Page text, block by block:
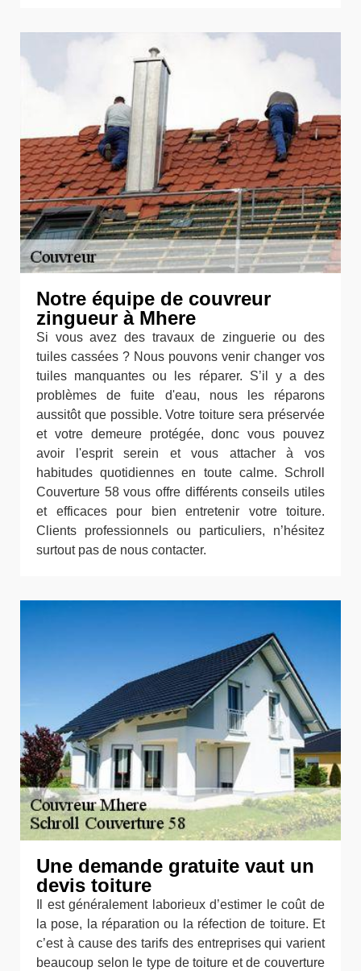
Notre équipe de couvreur
zingueur à Mhere
Si vous avez des travaux de zinguerie ou des
tuiles cassées ? Nous pouvons venir changer vos
tuiles manquantes ou les réparer. S’il y a des
problèmes de fuite d'eau, nous les réparons
aussitôt que possible. Votre toiture sera préservée
et votre demeure protégée, donc vous pouvez
avoir l'esprit serein et vous attacher à vos
habitudes quotidiennes en toute calme. Schroll
Couverture 58 vous offre différents conseils utiles
et efficaces pour bien entretenir votre toiture.
Clients professionnels ou particuliers, n’hésitez
surtout pas de nous contacter.
Une demande gratuite vaut un
devis toiture
Il est généralement laborieux d’estimer le coût de
la pose, la réparation ou la réfection de toiture. Et
c’est à cause des tarifs des entreprises qui varient
beaucoup selon le type de toiture et de couverture